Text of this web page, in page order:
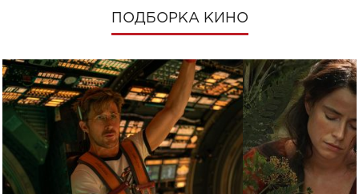
ПОДБОРКА КИНО